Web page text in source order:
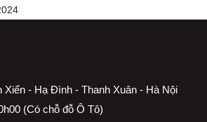
Xiển - Hạ Đình - Thanh Xuân - Hà Nội
(Có chỗ đỗ Ô Tô)